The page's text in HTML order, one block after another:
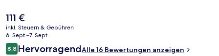
Der
aktuelle
Preis
beträgt
111 €.
111 €
inkl. Steuern & Gebühren
6. Sept.–7. Sept.
Bewertungen
8,88,8 von 10.
HervorragendAlle 16 Bewertungen anzeigen